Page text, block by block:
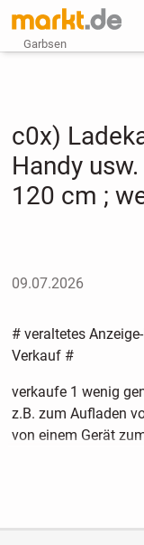
Garbsen
c0x)
Handy
120 cm ;
09.07.2026
# veraltetes
Verkauf #
verkaufe 1 wenig
z.B. zum Aufladen
von einem Gerät
- Stecker A: USB